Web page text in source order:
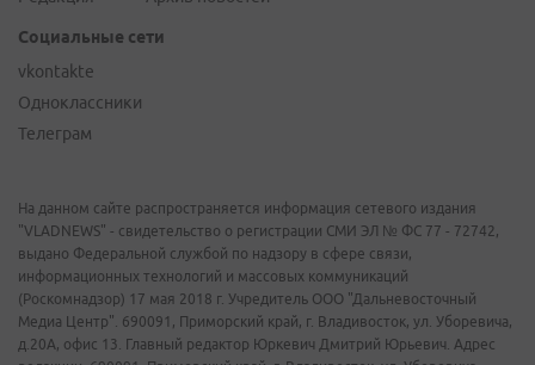
Социальные сети
vkontakte
Одноклассники
Телеграм
На данном сайте распространяется информация сетевого издания
"VLADNEWS" - свидетельство о регистрации СМИ ЭЛ № ФС 77 - 72742,
выдано Федеральной службой по надзору в сфере связи,
информационных технологий и массовых коммуникаций
(Роскомнадзор) 17 мая 2018 г. Учредитель ООО "Дальневосточный
Медиа Центр". 690091, Приморский край, г. Владивосток, ул. Уборевича,
д.20А, офис 13. Главный редактор Юркевич Дмитрий Юрьевич. Адрес